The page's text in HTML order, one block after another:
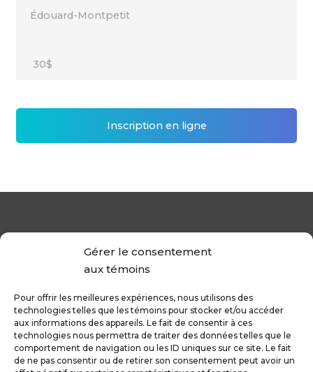
Gérer le consentement
aux témoins
Pour offrir les meilleures expériences, nous utilisons des
technologies telles que les témoins pour stocker et/ou accéder
aux informations des appareils. Le fait de consentir à ces
technologies nous permettra de traiter des données telles que le
comportement de navigation ou les ID uniques sur ce site. Le fait
de ne pas consentir ou de retirer son consentement peut avoir un
Édouard-Montpetit
30$
Inscription en ligne